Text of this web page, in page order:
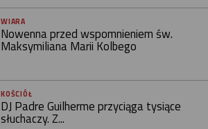
WIARA
Nowenna przed wspomnieniem św.
Maksymiliana Marii Kolbego
KOŚCIÓŁ
DJ Padre Guilherme przyciąga tysiące
słuchaczy. Z...